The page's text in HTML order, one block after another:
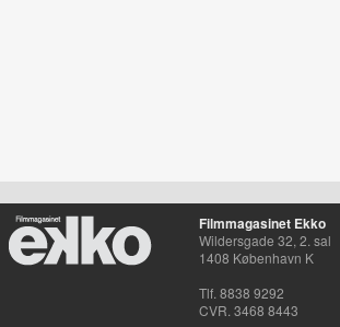
Filmmagasinet Ekko
Wildersgade 32, 2. sal
1408 København K
Tlf. 8838 9292
CVR. 3468 8443